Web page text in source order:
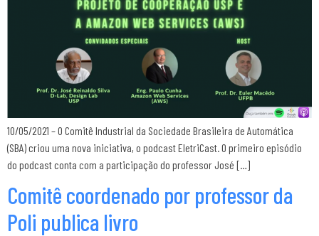
10/05/2021 – O Comitê Industrial da Sociedade Brasileira de Automática
(SBA) criou uma nova iniciativa, o podcast EletriCast. O primeiro episódio
do podcast conta com a participação do professor José […]
Comitê coordenado por professor da
Poli publica livro